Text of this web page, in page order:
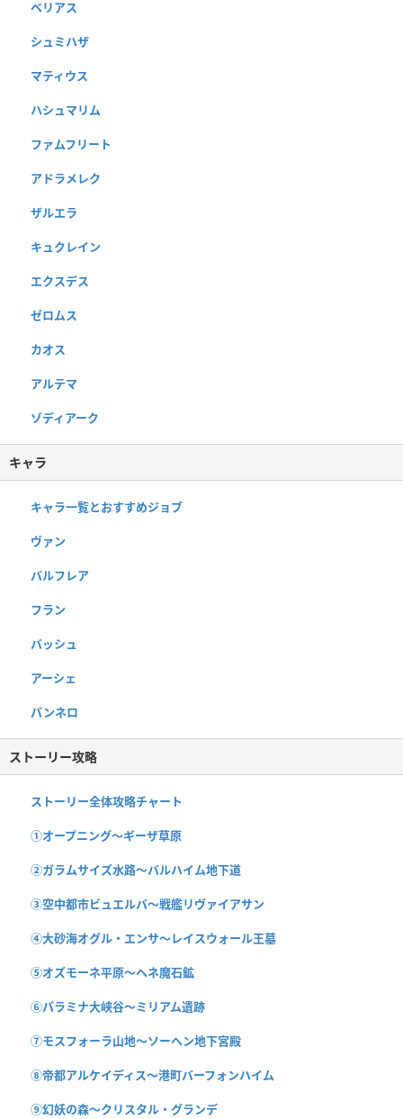
ベリアス
シュミハザ
マティウス
ハシュマリム
ファムフリート
アドラメレク
ザルエラ
キュクレイン
エクスデス
ゼロムス
カオス
アルテマ
ゾディアーク
キャラ
キャラ一覧とおすすめジョブ
ヴァン
バルフレア
フラン
バッシュ
アーシェ
パンネロ
ストーリー攻略
ストーリー全体攻略チャート
①オープニング〜ギーザ草原
②ガラムサイズ水路〜バルハイム地下道
③空中都市ビュエルバ〜戦艦リヴァイアサン
④大砂海オグル・エンサ〜レイスウォール王墓
⑤オズモーネ平原〜ヘネ魔石鉱
⑥パラミナ大峡谷〜ミリアム遺跡
⑦モスフォーラ山地〜ソーヘン地下宮殿
⑧帝都アルケイディス〜港町バーフォンハイム
⑨幻妖の森〜クリスタル・グランデ